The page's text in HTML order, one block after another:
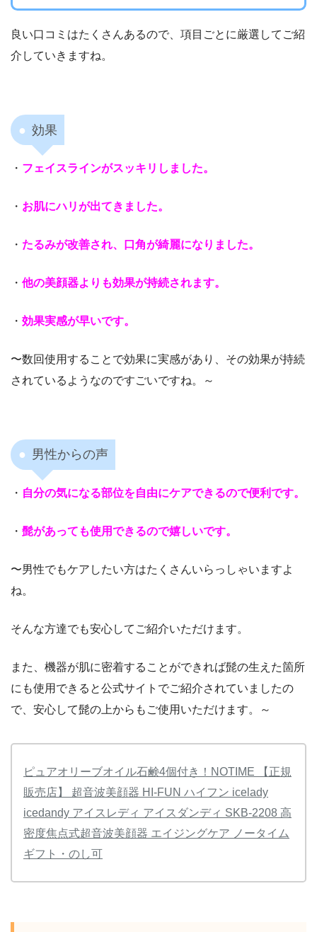
良い口コミはたくさんあるので、項目ごとに厳選してご紹
介していきますね。
効果
・ フェイスラインがスッキリしました。
・ お肌にハリが出てきました。
・ たるみが改善され、口角が綺麗になりました。
・ 他の美顔器よりも効果が持続されます。
・ 効果実感が早いです。
〜数回使用することで効果に実感があり、その効果が持続
されているようなのですごいですね。～
男性からの声
・ 自分の気になる部位を自由にケアできるので便利です。
・ 髭があっても使用できるので嬉しいです。
〜男性でもケアしたい方はたくさんいらっしゃいますよ
ね。
そんな方達でも安心してご紹介いただけます。
また、機器が肌に密着することができれば髭の生えた箇所
にも使用できると公式サイトでご紹介されていましたの
で、安心して髭の上からもご使用いただけます。～
ピュアオリーブオイル石鹸4個付き！NOTIME 【正規
販売店】 超音波美顔器 HI-FUN ハイフン icelady
icedandy アイスレディ アイスダンディ SKB-2208 高
密度焦点式超音波美顔器 エイジングケア ノータイム
ギフト・のし可